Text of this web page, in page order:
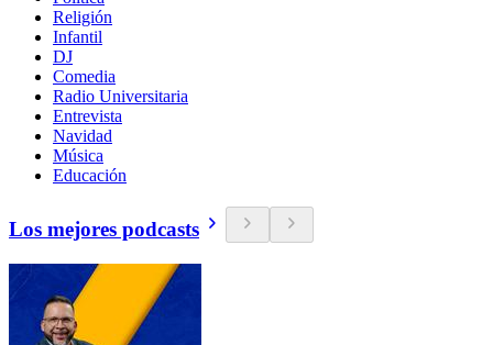
Religión
Infantil
DJ
Comedia
Radio Universitaria
Entrevista
Navidad
Música
Educación
Los mejores podcasts